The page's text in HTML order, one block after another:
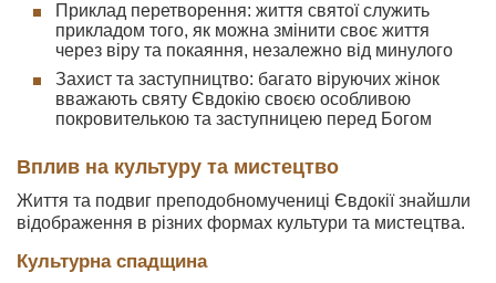
Приклад перетворення: життя святої служить
прикладом того, як можна змінити своє життя
через віру та покаяння, незалежно від минулого
Захист та заступництво: багато віруючих жінок
вважають святу Євдокію своєю особливою
покровителькою та заступницею перед Богом
Вплив на культуру та мистецтво
Життя та подвиг преподобномучениці Євдокії знайшли
відображення в різних формах культури та мистецтва.
Культурна спадщина